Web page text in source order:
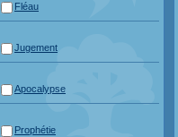
Fléau
Jugement
Apocalypse
Prophétie